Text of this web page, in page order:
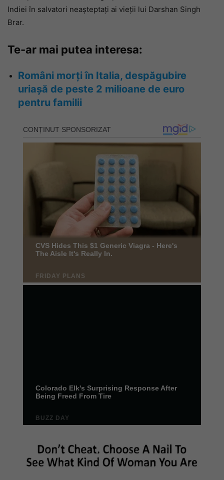
Indiei în salvatori neașteptați ai vieții lui Darshan Singh
Brar.
Te-ar mai putea interesa:
Români morți în Italia, despăgubire
uriașă de peste 2 milioane de euro
pentru familii